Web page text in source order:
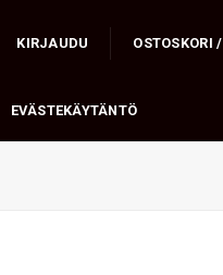
KIRJAUDU OSTOSKORI /
EVÄSTEKÄYTÄNTÖ